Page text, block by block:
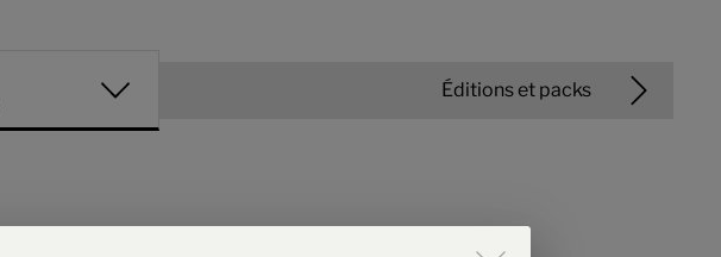
Éditions et packs